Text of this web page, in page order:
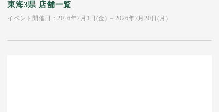
東海3県 店舗一覧
イベント開催日：2026年7月3日(金) ～2026年7月20日(月)